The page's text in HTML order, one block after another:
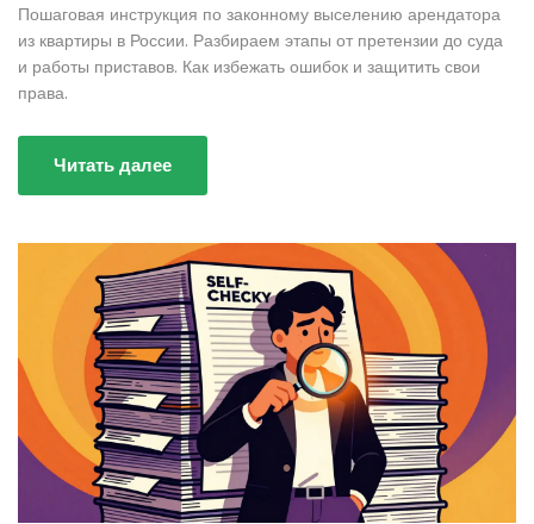
Пошаговая инструкция по законному выселению арендатора
из квартиры в России. Разбираем этапы от претензии до суда
и работы приставов. Как избежать ошибок и защитить свои
права.
Читать далее